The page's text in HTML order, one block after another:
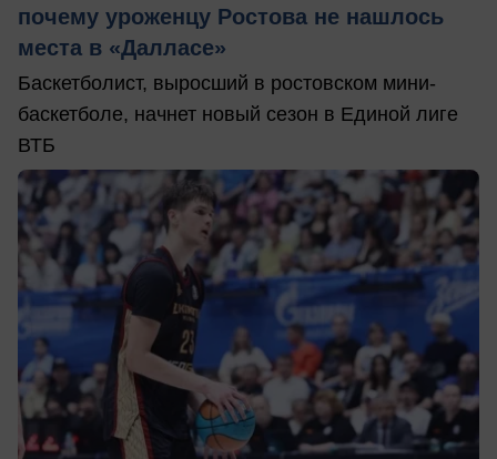
почему уроженцу Ростова не нашлось
места в «Далласе»
Баскетболист, выросший в ростовском мини-
баскетболе, начнет новый сезон в Единой лиге
ВТБ